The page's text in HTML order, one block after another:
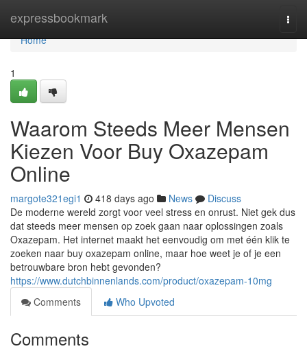
expressbookmark
Home
Home
1
Waarom Steeds Meer Mensen
Kiezen Voor Buy Oxazepam
Online
margote321egi1 418 days ago News
Discuss
De moderne wereld zorgt voor veel stress en onrust. Niet gek dus
dat steeds meer mensen op zoek gaan naar oplossingen zoals
Oxazepam. Het internet maakt het eenvoudig om met één klik te
zoeken naar buy oxazepam online, maar hoe weet je of je een
betrouwbare bron hebt gevonden?
https://www.dutchbinnenlands.com/product/oxazepam-10mg
Comments
Who Upvoted
Comments